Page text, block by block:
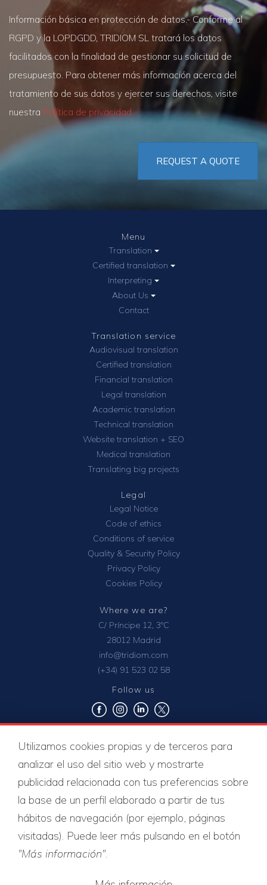
Información básica en protección de datos.- Conforme al
RGPD y la LOPDGDD, TRIDIOM SL tratará los datos
facilitados con la finalidad de gestionar su solicitud de
presupuesto. Para obtener más información acerca del
tratamiento de sus datos y ejercer sus derechos, visite
nuestra Política de privacidad
REQUEST A QUOTE
Menu
Translation
Certified translation
Interpreting
About Us
Contact
Translation service
Audiovisual translation
Certified translation
Financial translation
Legal translation
Academic translation
Technical translation
Website translation + SEO
Medical translation
Translating big projects
Legal
Legal Notice
Code of ethics
Conditions of service
Quality & Security Policy
Privacy Policy
Cookies Policy
Where we are?
C/ Príncipe 12, 3ºC
28012 Madrid
info@tridiom.com
(+34) 91 523 02 58
Follow us
Quality certificates
Utilizamos cookies propias y de terceros para
analizar el uso del sitio web y mostrarte
publicidad relacionada con tus preferencias sobre
la base de un perfil elaborado a partir de tus
hábitos de navegación (por ejemplo, páginas
visitadas). Puede leer más pulsando en el botón
"Más información".